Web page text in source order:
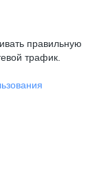
правильную
трафик.